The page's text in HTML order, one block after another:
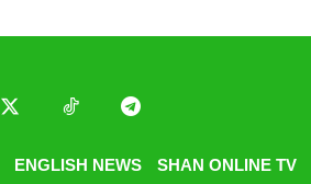
ENGLISH NEWS SHAN ONLINE TV